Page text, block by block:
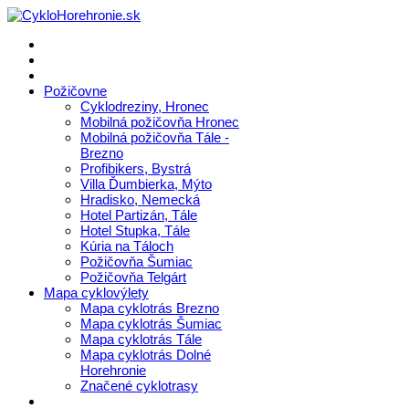
Požičovne
Cyklodreziny, Hronec
Mobilná požičovňa Hronec
Mobilná požičovňa Tále -
Brezno
Profibikers, Bystrá
Villa Ďumbierka, Mýto
Hradisko, Nemecká
Hotel Partizán, Tále
Hotel Stupka, Tále
Kúria na Táloch
Požičovňa Šumiac
Požičovňa Telgárt
Mapa cyklovýlety
Mapa cyklotrás Brezno
Mapa cyklotrás Šumiac
Mapa cyklotrás Tále
Mapa cyklotrás Dolné
Horehronie
Značené cyklotrasy